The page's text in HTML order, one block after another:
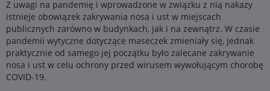
Z uwagi na pandemię i wprowadzone w związku z nią nakazy
istnieje obowiązek zakrywania nosa i ust w miejscach
publicznych zarówno w budynkach, jak i na zewnątrz. W czasie
pandemii wytyczne dotyczące maseczek zmieniały się, jednak
praktycznie od samego jej początku było zalecane zakrywanie
nosa i ust w celu ochrony przed wirusem wywołującym chorobę
COVID-19.